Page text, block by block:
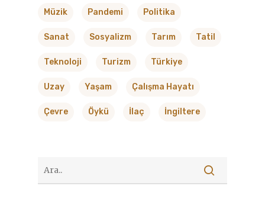
Müzik Pandemi Politika
Sanat Sosyalizm Tarım Tatil
Teknoloji Turizm Türkiye
Uzay Yaşam Çalışma Hayatı
Çevre Öykü İlaç İngiltere